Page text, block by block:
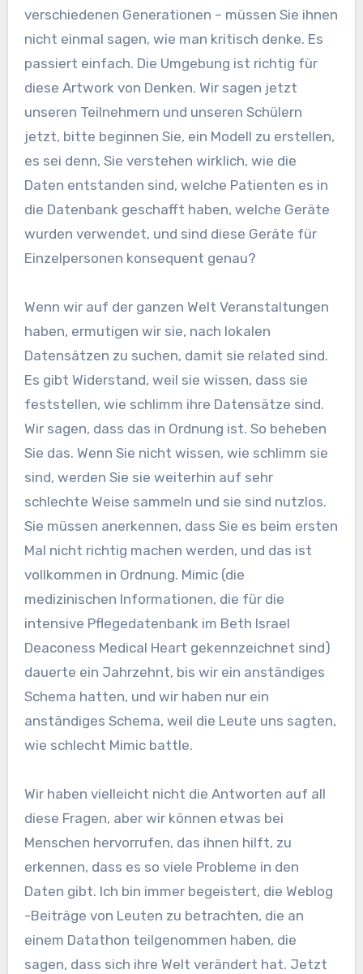
verschiedenen Generationen – müssen Sie ihnen
nicht einmal sagen, wie man kritisch denke. Es
passiert einfach. Die Umgebung ist richtig für
diese Artwork von Denken. Wir sagen jetzt
unseren Teilnehmern und unseren Schülern
jetzt, bitte beginnen Sie, ein Modell zu erstellen,
es sei denn, Sie verstehen wirklich, wie die
Daten entstanden sind, welche Patienten es in
die Datenbank geschafft haben, welche Geräte
wurden verwendet, und sind diese Geräte für
Einzelpersonen konsequent genau?
Wenn wir auf der ganzen Welt Veranstaltungen
haben, ermutigen wir sie, nach lokalen
Datensätzen zu suchen, damit sie related sind.
Es gibt Widerstand, weil sie wissen, dass sie
feststellen, wie schlimm ihre Datensätze sind.
Wir sagen, dass das in Ordnung ist. So beheben
Sie das. Wenn Sie nicht wissen, wie schlimm sie
sind, werden Sie sie weiterhin auf sehr
schlechte Weise sammeln und sie sind nutzlos.
Sie müssen anerkennen, dass Sie es beim ersten
Mal nicht richtig machen werden, und das ist
vollkommen in Ordnung. Mimic (die
medizinischen Informationen, die für die
intensive Pflegedatenbank im Beth Israel
Deaconess Medical Heart gekennzeichnet sind)
dauerte ein Jahrzehnt, bis wir ein anständiges
Schema hatten, und wir haben nur ein
anständiges Schema, weil die Leute uns sagten,
wie schlecht Mimic battle.
Wir haben vielleicht nicht die Antworten auf all
diese Fragen, aber wir können etwas bei
Menschen hervorrufen, das ihnen hilft, zu
erkennen, dass es so viele Probleme in den
Daten gibt. Ich bin immer begeistert, die Weblog
-Beiträge von Leuten zu betrachten, die an
einem Datathon teilgenommen haben, die
sagen, dass sich ihre Welt verändert hat. Jetzt